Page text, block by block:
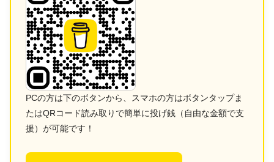
PCの方は下のボタンから、スマホの方はボタンタップま
たはQRコード読み取りで簡単に投げ銭（自由な金額で支
援）が可能です！